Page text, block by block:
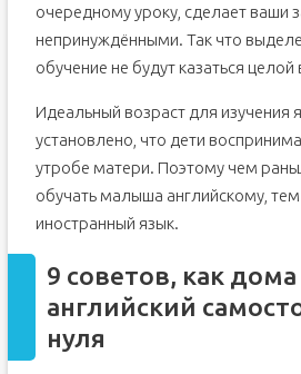
очередному уроку, сделает ваши
непринуждёнными. Так что
обучение не будут казаться
Идеальный возраст для изучения
установлено, что дети
утробе матери. Поэтому чем
обучать малыша английскому,
иностранный язык.
9 советов, как
английский
нуля